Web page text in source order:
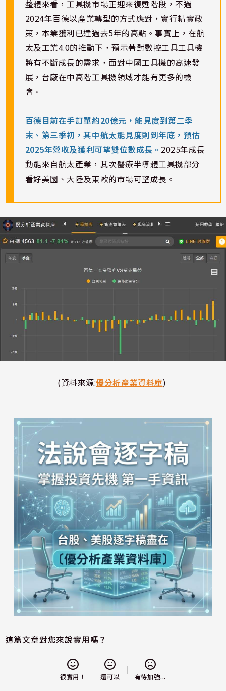
整體來看，工具機市場正迎來復甦階段，不過
2024年百德以產業轉型的方式應對，實行精實政
策，本業獲利已達過去5年的高點。事實上，在航
太及工業4.0的推動下，預示著對數控工具工具機
將有不斷成長的需求，面對中國工具機的高速發
展，台廠在中高階工具機領域才能有更多的機
會。
百德目前在手訂單約20億元，能見度到第二季
末、第三季初，其中航太能見度則到年底，預估
2025年營收及獲利可望雙位數成長。 2025年成長
動能來自航太產業，其次醫療半導體工具機部分
看好美國、大陸及東歐的市場可望成長。
(資料來源:優分析產業資料庫)
這篇文章對您來說實用嗎？
很實用！ 還可以 有待加強...